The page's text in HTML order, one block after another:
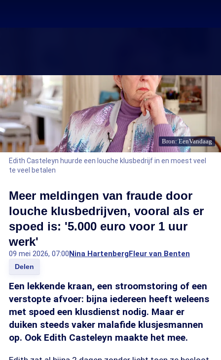
Bron: EenVandaag
Edith Casteleyn huurde een louche klusbedrijf in en moest veel
te veel betalen
Meer meldingen van fraude door
louche klusbedrijven, vooral als er
spoed is: '5.000 euro voor 1 uur
werk'
09 mei 2026, 07:00Nina HartenbergFleur van Benten
Delen
Een lekkende kraan, een stroomstoring of een
verstopte afvoer: bijna iedereen heeft weleens
met spoed een klusdienst nodig. Maar er
duiken steeds vaker malafide klusjesmannen
op. Ook Edith Casteleyn maakte het mee.